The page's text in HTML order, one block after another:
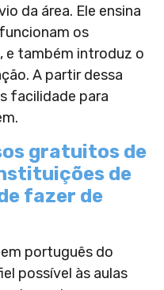
da área. Ele ensina
os
e também introduz o
A partir dessa
facilidade para
gratuitos de
de
fazer de
português do
possível às aulas